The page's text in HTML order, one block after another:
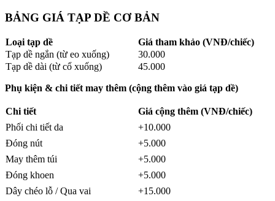
BẢNG GIÁ TẠP DỀ CƠ BẢN
Loại tạp dề
Giá tham khảo (VNĐ/chiếc)
Tạp dề ngắn (từ eo xuống)
30.000
Tạp dề dài (từ cổ xuống)
45.000
Phụ kiện & chi tiết may thêm (cộng thêm vào giá tạp dề)
Chi tiết
Giá cộng thêm (VNĐ/chiếc)
Phối chi tiết da
+10.000
Đóng nút
+5.000
May thêm túi
+5.000
Đóng khoen
+5.000
Dây chéo lỗ / Qua vai
+15.000